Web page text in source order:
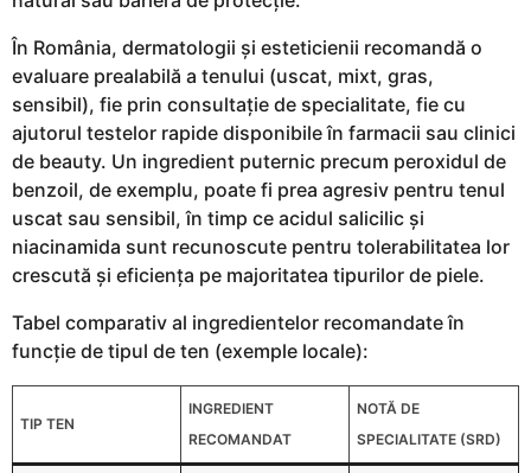
În România, dermatologii și esteticienii recomandă o
evaluare prealabilă a tenului (uscat, mixt, gras,
sensibil), fie prin consultație de specialitate, fie cu
ajutorul testelor rapide disponibile în farmacii sau clinici
de beauty. Un ingredient puternic precum peroxidul de
benzoil, de exemplu, poate fi prea agresiv pentru tenul
uscat sau sensibil, în timp ce acidul salicilic și
niacinamida sunt recunoscute pentru tolerabilitatea lor
crescută și eficiența pe majoritatea tipurilor de piele.
Tabel comparativ al ingredientelor recomandate în
funcție de tipul de ten (exemple locale):
TIP TEN
INGREDIENT
RECOMANDAT
NOTĂ DE
SPECIALITATE (SRD)